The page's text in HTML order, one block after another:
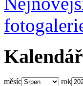
Kalendář
měsíc rok